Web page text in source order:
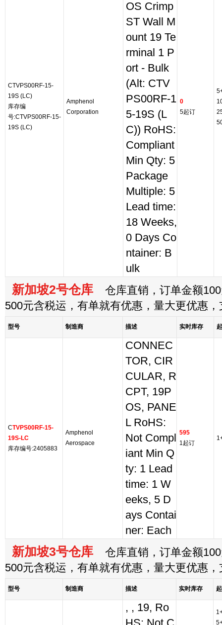
CTVPS00RF-15-
19S (LC)
库存编
号:CTVPS00RF-15-
19S (LC)
Amphenol
Corporation
OS Crimp
ST Wall M
ount 19 Te
rminal 1 P
ort - Bulk
(Alt: CTV
PS00RF-1
5-19S (L
C)) RoHS:
Compliant
Min Qty: 5
Package
Multiple: 5
Lead time:
18 Weeks,
0 Days Co
ntainer: B
ulk
0
5起订
新加坡2号仓库 仓库直销，订单金额
500元含税运，有单就有优惠，量大更优惠
型号 制造商 描述 实时库存
CTVPS00RF-15-
19S-LC
库存编号:2405883
Amphenol
Aerospace
CONNEC
TOR, CIR
CULAR, R
CPT, 19P
OS, PANE
L RoHS:
Not Compl
iant Min Q
ty: 1 Lead
time: 1 W
eeks, 5 D
ays Contai
ner: Each
595
1起订
新加坡3号仓库 仓库直销，订单金额
500元含税运，有单就有优惠，量大更优惠
型号 制造商 描述 实时库存
, , 19, Ro